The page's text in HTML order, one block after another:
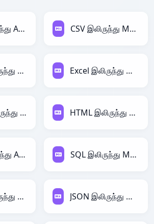
CSV இலிருந்து Avro CSV இலிருந்து Markdown
Excel இலிருந்து Avro Excel இலிருந்து Markdown
HTML இலிருந்து Avro HTML இலிருந்து Markdown
SQL இலிருந்து Avro SQL இலிருந்து Markdown
JSON இலிருந்து Avro JSON இலிருந்து Markdown